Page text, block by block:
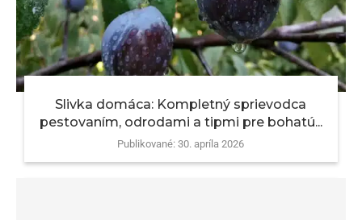
Slivka domáca: Kompletný sprievodca
pestovaním, odrodami a tipmi pre bohatú...
Publikované: 30. apríla 2026